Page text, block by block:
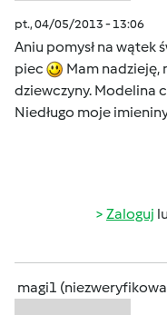
pt., 04/05/2013 - 13:06
Aniu pomysł na wątek
piec
Mam nadzieję,
dziewczyny. Modelina
Niedługo moje
Zaloguj
magi1